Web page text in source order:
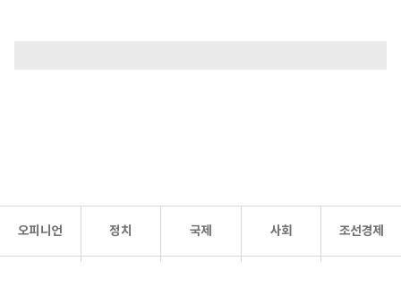
오피니언 정치 국제 사회 조선경제